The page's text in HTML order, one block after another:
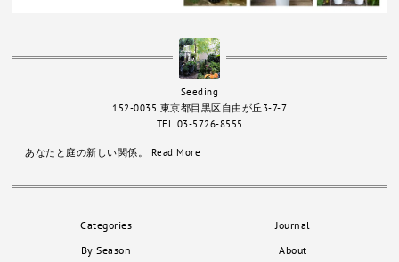
あなたと庭の新しい関係。 Read More
Seeding
152-0035 東京都目黒区自由が丘3-7-7
TEL 03-5726-8555
Categories
By Season
Journal
About